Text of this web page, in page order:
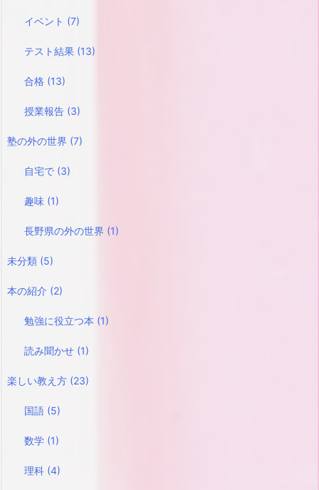
イベント (7)
テスト結果 (13)
合格 (13)
授業報告 (3)
塾の外の世界 (7)
自宅で (3)
趣味 (1)
長野県の外の世界 (1)
未分類 (5)
本の紹介 (2)
勉強に役立つ本 (1)
読み聞かせ (1)
楽しい教え方 (23)
国語 (5)
数学 (1)
理科 (4)